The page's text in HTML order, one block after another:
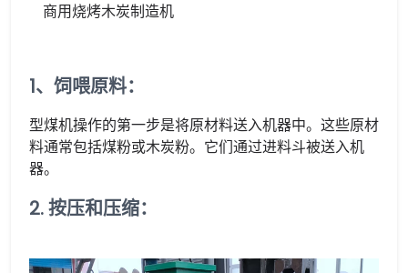
商用烧烤木炭制造机
1、饲喂原料：
型煤机操作的第一步是将原材料送入机器中。这些原材
料通常包括煤粉或木炭粉。它们通过进料斗被送入机
器。
2. 按压和压缩：